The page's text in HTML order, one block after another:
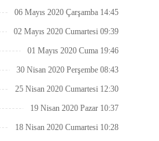
verildi.
06 Mayıs 2020 Çarşamba 14:45
02 Mayıs 2020 Cumartesi 09:39
01 Mayıs 2020 Cuma 19:46
30 Nisan 2020 Perşembe 08:43
25 Nisan 2020 Cumartesi 12:30
19 Nisan 2020 Pazar 10:37
18 Nisan 2020 Cumartesi 10:28